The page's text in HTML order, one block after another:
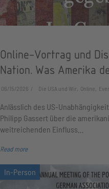
Online-Vortrag und
Nation. Was Amerika
06/15/2026 Die USA und Wir, Online,
Anlässlich des US-
Philipp Gassert über die
weitreichenden Einfluss…
Read more